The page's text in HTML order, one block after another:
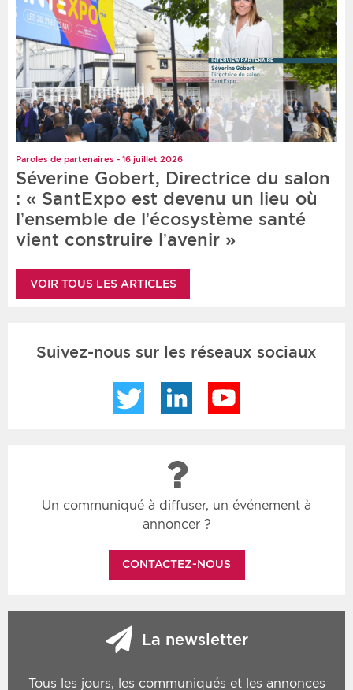
Paroles de partenaires - 16 juillet 2026
Séverine Gobert, Directrice du salon
: « SantExpo est devenu un lieu où
l’ensemble de l’écosystème santé
vient construire l’avenir »
VOIR TOUS LES ARTICLES
Suivez-nous sur les réseaux sociaux
Twitter LinkedIn
Un communiqué à diffuser, un événement à
annoncer ?
CONTACTEZ-NOUS
La newsletter
Tous les jours, les communiqués et les annonces